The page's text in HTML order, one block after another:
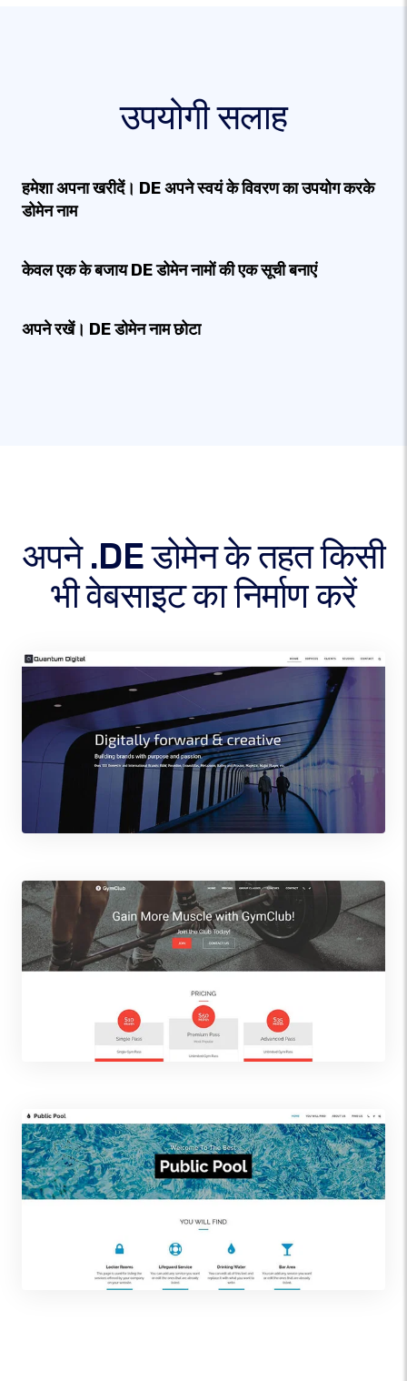
उपयोगी सलाह
हमेशा अपना खरीदें। DE अपने स्वयं के विवरण का उपयोग करके
डोमेन नाम
केवल एक के बजाय DE डोमेन नामों की एक सूची बनाएं
अपने रखें। DE डोमेन नाम छोटा
अपने .DE डोमेन के तहत किसी
भी वेबसाइट का निर्माण करें